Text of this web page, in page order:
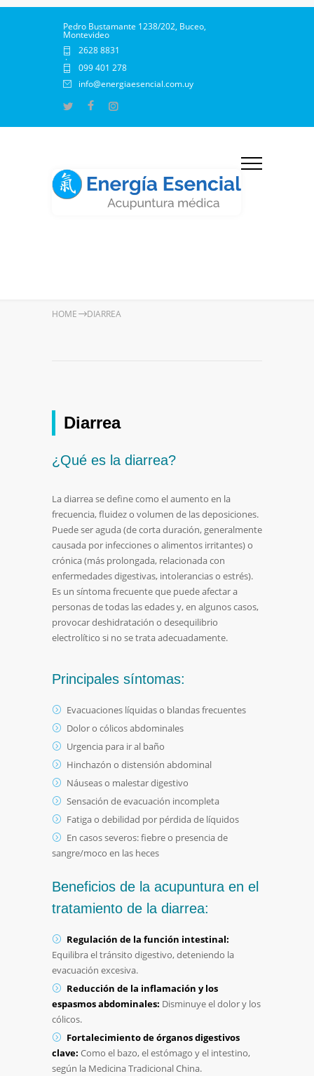
Pedro Bustamante 1238/202, Buceo,
Montevideo
2628 8831
·
099 401 278
info@energiaesencial.com.uy
HOME DIARREA
Diarrea
¿Qué es la diarrea?
La diarrea se define como el aumento en la
frecuencia, fluidez o volumen de las deposiciones.
Puede ser aguda (de corta duración, generalmente
causada por infecciones o alimentos irritantes) o
crónica (más prolongada, relacionada con
enfermedades digestivas, intolerancias o estrés).
Es un síntoma frecuente que puede afectar a
personas de todas las edades y, en algunos casos,
provocar deshidratación o desequilibrio
electrolítico si no se trata adecuadamente.
Principales síntomas:
Evacuaciones líquidas o blandas frecuentes
Dolor o cólicos abdominales
Urgencia para ir al baño
Hinchazón o distensión abdominal
Náuseas o malestar digestivo
Sensación de evacuación incompleta
Fatiga o debilidad por pérdida de líquidos
En casos severos: fiebre o presencia de
sangre/moco en las heces
Beneficios de la acupuntura en el
tratamiento de la diarrea:
Regulación de la función intestinal:
Equilibra el tránsito digestivo, deteniendo la
evacuación excesiva.
Reducción de la inflamación y los
espasmos abdominales: Disminuye el dolor y los
cólicos.
Fortalecimiento de órganos digestivos
clave: Como el bazo, el estómago y el intestino,
según la Medicina Tradicional China.